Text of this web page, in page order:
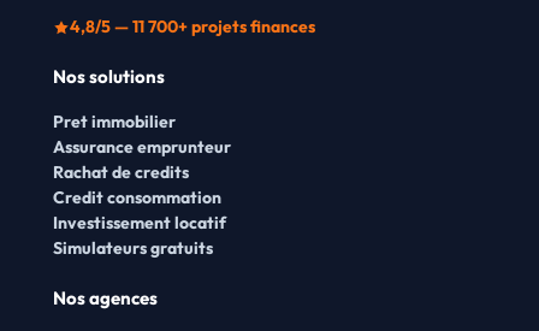
4,8/5 — 11 700+ projets finances
Nos solutions
Pret immobilier
Assurance emprunteur
Rachat de credits
Credit consommation
Investissement locatif
Simulateurs gratuits
Nos agences